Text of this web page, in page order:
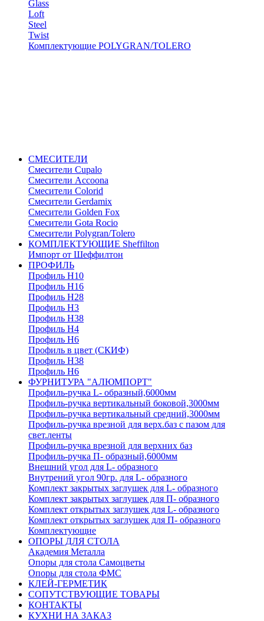
Glass
Loft
Steel
Twist
Комплектующие POLYGRAN/TOLERO
СМЕСИТЕЛИ
Cмесители Cupalo
Смесители Accoona
Смесители Colorid
Смесители Gerdamix
Смесители Golden Fox
Смесители Gota Rocio
Смесители Polygran/Tolero
КОМПЛЕКТУЮЩИЕ Sheffilton
Импорт от Шеффилтон
ПРОФИЛЬ
Профиль H10
Профиль H16
Профиль H28
Профиль H3
Профиль H38
Профиль H4
Профиль H6
Профиль в цвет (СКИФ)
Профиль H38
Профиль H6
ФУРНИТУРА "АЛЮМПОРТ"
Профиль-ручка L- образный,6000мм
Профиль-ручка вертикальный боковой,3000мм
Профиль-ручка вертикальный средний,3000мм
Профиль-ручка врезной для верх.баз с пазом для
свет.ленты
Профиль-ручка врезной для верхних баз
Профиль-ручка П- образный,6000мм
Внешний угол для L- образного
Внутрений угол 90гр. для L- образного
Комплект закрытых заглушек для L- образного
Комплект закрытых заглушек для П- образного
Комплект открытых заглушек для L- образного
Комплект открытых заглушек для П- образного
Комплектующие
ОПОРЫ ДЛЯ СТОЛА
Академия Металла
Опоры для стола Самоцветы
Опоры для стола ФМС
КЛЕЙ-ГЕРМЕТИК
СОПУТСТВУЮЩИЕ ТОВАРЫ
КОНТАКТЫ
КУХНИ НА ЗАКАЗ